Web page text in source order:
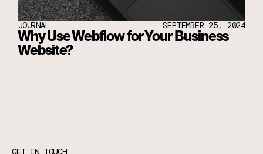
JOURNAL SEPTEMBER 25, 2024
Why Use Webflow for Your Business
Website?
GET IN TOUCH